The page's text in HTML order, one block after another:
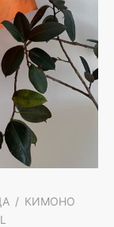
/ КИМОНО